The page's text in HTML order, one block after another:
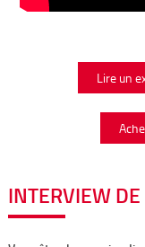
Lire un
INTERVIEW DE